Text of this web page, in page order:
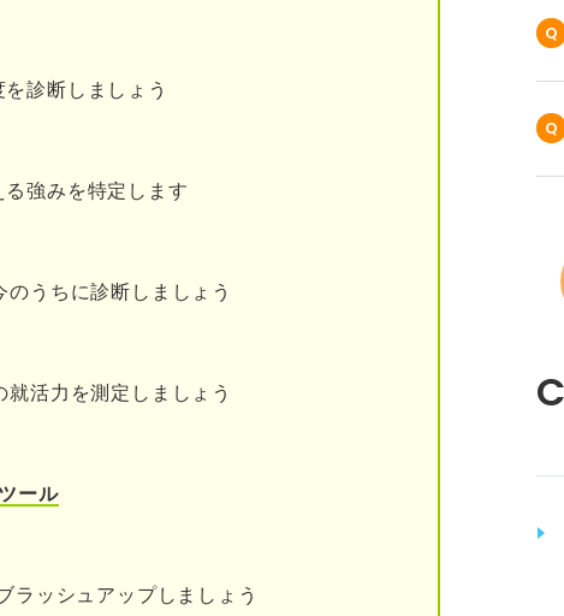
ンが取れる
い
診断しましょう
強みを特定します
うちに診断しましょう
活力を測定しましょう
ール
ラッシュアップしましょう